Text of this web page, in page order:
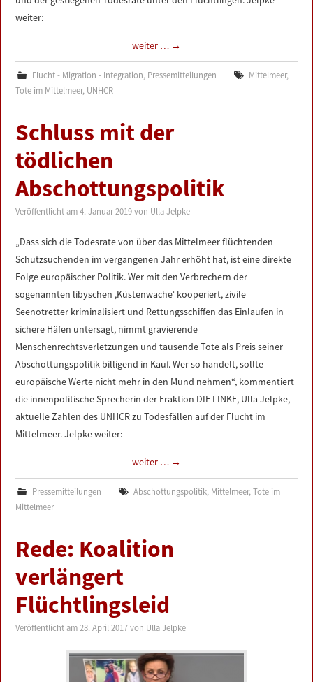
weiter:
weiter … →
Flucht - Migration - Integration, Pressemitteilungen Mittelmeer,
Tote im Mittelmeer, UNHCR
Schluss mit der
tödlichen
Abschottungspolitik
Veröffentlicht am4. Januar 2019 von Ulla Jelpke
„Dass sich die Todesrate von über das Mittelmeer flüchtenden
Schutzsuchenden im vergangenen Jahr erhöht hat, ist eine direkte
Folge europäischer Politik. Wer mit den Verbrechern der
sogenannten libyschen ,Küstenwache‘ kooperiert, zivile
Seenotretter kriminalisiert und Rettungsschiffen das Einlaufen in
sichere Häfen untersagt, nimmt gravierende
Menschenrechtsverletzungen und tausende Tote als Preis seiner
Abschottungspolitik billigend in Kauf. Wer so handelt, sollte
europäische Werte nicht mehr in den Mund nehmen“, kommentiert
die innenpolitische Sprecherin der Fraktion DIE LINKE, Ulla Jelpke,
aktuelle Zahlen des UNHCR zu Todesfällen auf der Flucht im
Mittelmeer. Jelpke weiter:
weiter … →
Pressemitteilungen Abschottungspolitik, Mittelmeer, Tote im
Mittelmeer
Rede: Koalition
verlängert
Flüchtlingsleid
Veröffentlicht am28. April 2017 von Ulla Jelpke